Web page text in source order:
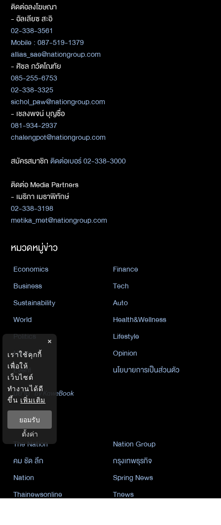
ติดต่อลงโฆษณา
- อัลเลียซ สะอิ
02-338-3561
Mobile : 087-519-1379
allias_sae@nationgroup.com
- ศิชล ภวัตโณทัย
085-255-6753
02-338-3325
sichol_paw@nationgroup.com
- เชลงพจน์ บุญซื่อ
081-934-2937
chalengpot@nationgroup.com
สมัครสมาชิกติดต่อเบอร์ 02-338-3000
ติดต่อ Media Partners
- เมธิกา เมธาพิทักษ์
02-338-3198
metika_met@nationgroup.com
หมวดหมู่ข่าว
Economics
Finance
Business
Tech
Sustainability
Auto
World
Health&Wellness
Politics
Lifestyle
News
Opinion
Event
นโยบายการเป็นส่วนตัว
นิยาย by KaweBook
พาร์ทเนอร์
The Nation
Nation Group
คม ชัด ลึก
กรุงเทพธุรกิจ
Nation
Spring News
Thainewsonline
Tnews
×
เราใช้คุกกี้
เพื่อให้
เว็บไซต์
ทำงานได้ดี
ขึ้น เพิ่มเติม
ยอมรับ
ตั้งค่า